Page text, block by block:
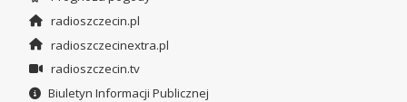
radioszczecin.pl
radioszczecinextra.pl
radioszczecin.tv
Biuletyn Informacji Publicznej